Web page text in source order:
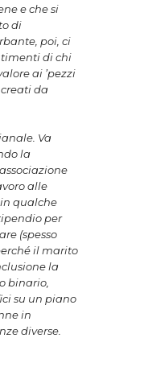
e che si
di
poi, ci
di chi
ai ’pezzi
creati da
Va
la
alle
qualche
per
(spesso
il marito
la
binario,
su un piano
in
diverse.